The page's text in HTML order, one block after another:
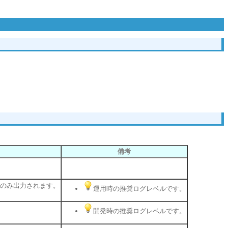
備考
み出力されます。
運用時の推奨ログレベルです。
開発時の推奨ログレベルです。